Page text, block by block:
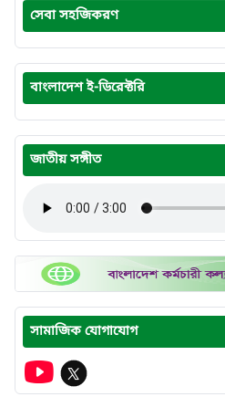
সেবা সহজিকরণ
বাংলাদেশ ই-ডিরেক্টরি
জাতীয় সঙ্গীত
সামাজিক যোগাযোগ